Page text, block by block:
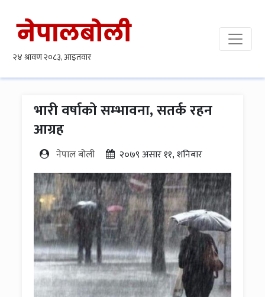
भारी वर्षाको सम्भावना, सतर्क रहन
आग्रह
नेपाल बोली २०७९ असार ११, शनिबार